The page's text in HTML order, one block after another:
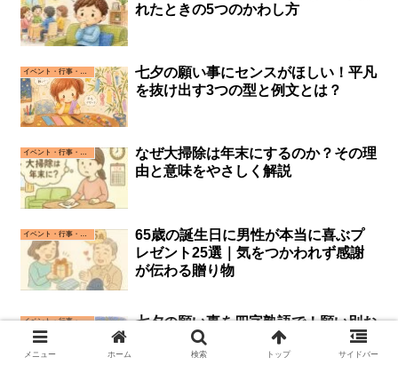
れたときの5つのかわし方
イベント・行事・お祝い事
七夕の願い事にセンスがほしい！平凡
を抜け出す3つの型と例文とは？
イベント・行事・お祝い事
なぜ大掃除は年末にするのか？その理
由と意味をやさしく解説
イベント・行事・お祝い事
65歳の誕生日に男性が本当に喜ぶプ
レゼント25選｜気をつかわれず感謝
が伝わる贈り物
イベント・行事・お祝い事
七夕の願い事を四字熟語で！願い別お
すすめ32選と書き方とは？
メニュー ホーム 検索 トップ サイドバー